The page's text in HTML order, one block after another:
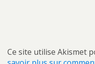
Ce site utilise Akismet